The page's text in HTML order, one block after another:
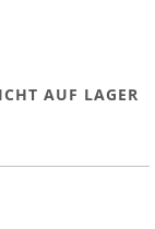
AUF LAGER